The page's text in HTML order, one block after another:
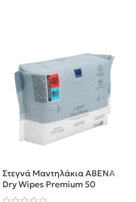
Στεγνά Μαντηλάκια ABENA
Dry Wipes Premium 50
τεμάχια